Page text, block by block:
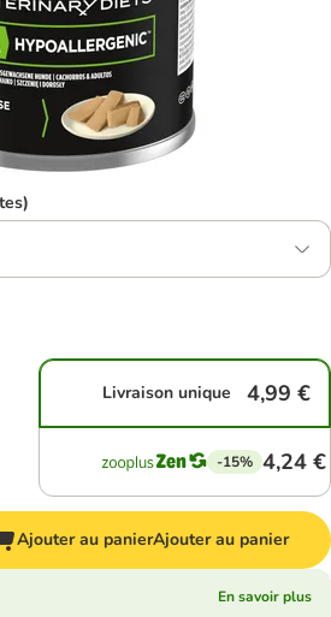
Livraison unique 4,99 €
-15% 4,24 €
Ajouter au panierAjouter au panier
En savoir plus